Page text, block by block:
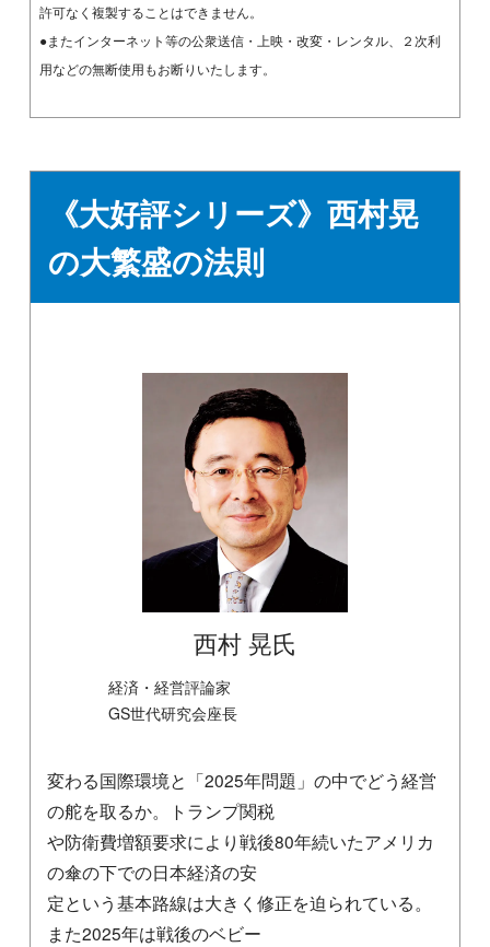
許可なく複製することはできません。
●またインターネット等の公衆送信・上映・改変・レンタル、２次利
用などの無断使用もお断りいたします。
《大好評シリーズ》西村晃
の大繁盛の法則
西村 晃氏
経済・経営評論家
GS世代研究会座長
変わる国際環境と「2025年問題」の中でどう経営
の舵を取るか。トランプ関税
や防衛費増額要求により戦後80年続いたアメリカ
の傘の下での日本経済の安
定という基本路線は大きく修正を迫られている。
また2025年は戦後のベビー